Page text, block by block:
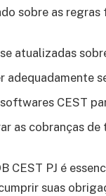
sobre as regras
atualizadas
adequadamente
CEST
as cobranças de
CEST PJ é
suas